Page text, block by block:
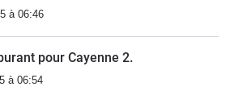
à 06:46
pour Cayenne 2.
à 06:54